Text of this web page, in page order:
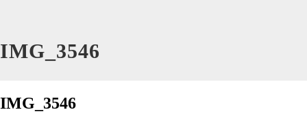
IMG_3546
IMG_3546